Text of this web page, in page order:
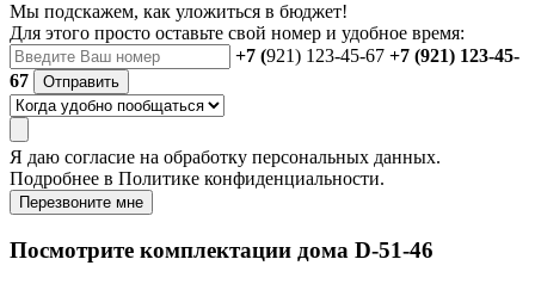
Мы подскажем, как уложиться в бюджет!
Для этого просто оставьте свой номер и удобное время:
+7 (921) 123-45-67 +7 (921) 123-45-
67
Отправить
Я даю согласие на обработку персональных данных.
Подробнее в Политике конфиденциальности.
Перезвоните мне
Посмотрите комплектации дома D-51-46